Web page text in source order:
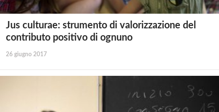
Jus culturae: strumento di valorizzazione del
contributo positivo di ognuno
26 giugno 2017